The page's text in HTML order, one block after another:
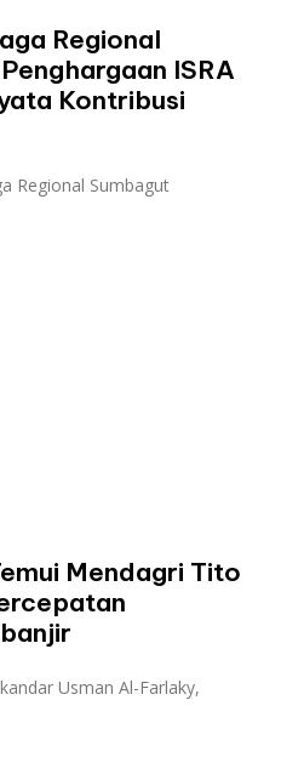
Regional
ISRA
Kontribusi
Regional Sumbagut
Mendagri Tito
Usman Al-Farlaky,